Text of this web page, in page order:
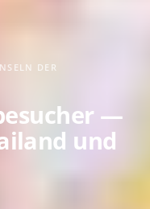
DER
—
und